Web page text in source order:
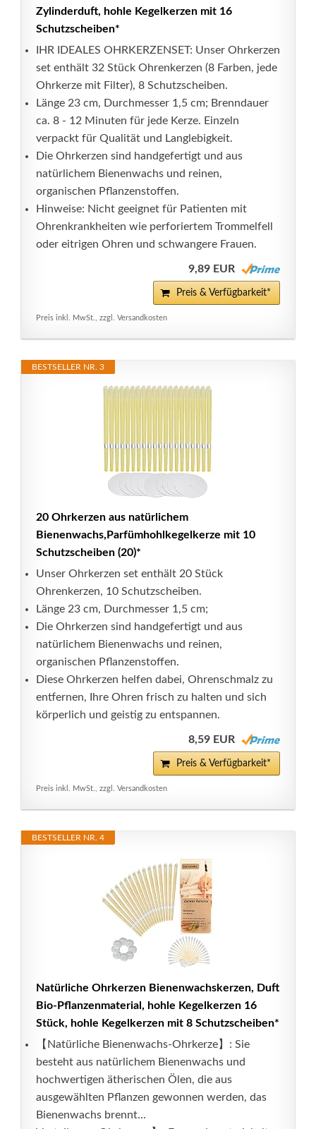
Zylinderduft, hohle Kegelkerzen mit 16
Schutzscheiben*
IHR IDEALES OHRKERZENSET: Unser Ohrkerzen
set enthält 32 Stück Ohrenkerzen (8 Farben, jede
Ohrkerze mit Filter), 8 Schutzscheiben.
Länge 23 cm, Durchmesser 1,5 cm; Brenndauer
ca. 8 - 12 Minuten für jede Kerze. Einzeln
verpackt für Qualität und Langlebigkeit.
Die Ohrkerzen sind handgefertigt und aus
natürlichem Bienenwachs und reinen,
organischen Pflanzenstoffen.
Hinweise: Nicht geeignet für Patienten mit
Ohrenkrankheiten wie perforiertem Trommelfell
oder eitrigen Ohren und schwangere Frauen.
9,89 EUR
Preis & Verfügbarkeit*
Preis inkl. MwSt., zzgl. Versandkosten
BESTSELLER NR. 3
20 Ohrkerzen aus natürlichem
Bienenwachs,Parfümhohlkegelkerze mit 10
Schutzscheiben (20)*
Unser Ohrkerzen set enthält 20 Stück
Ohrenkerzen, 10 Schutzscheiben.
Länge 23 cm, Durchmesser 1,5 cm;
Die Ohrkerzen sind handgefertigt und aus
natürlichem Bienenwachs und reinen,
organischen Pflanzenstoffen.
Diese Ohrkerzen helfen dabei, Ohrenschmalz zu
entfernen, Ihre Ohren frisch zu halten und sich
körperlich und geistig zu entspannen.
8,59 EUR
Preis & Verfügbarkeit*
Preis inkl. MwSt., zzgl. Versandkosten
BESTSELLER NR. 4
Natürliche Ohrkerzen Bienenwachskerzen, Duft
Bio-Pflanzenmaterial, hohle Kegelkerzen 16
Stück, hohle Kegelkerzen mit 8 Schutzscheiben*
【Natürliche Bienenwachs-Ohrkerze】: Sie
besteht aus natürlichem Bienenwachs und
hochwertigen ätherischen Ölen, die aus
ausgewählten Pflanzen gewonnen werden, das
Bienenwachs brennt...